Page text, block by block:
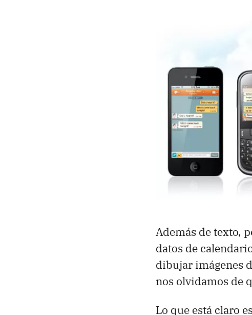
Además de texto,
datos de
dibujar imágenes
nos olvidamos de
Lo que está claro